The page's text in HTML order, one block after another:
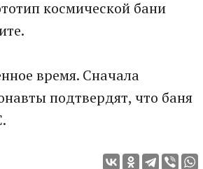
космической бани
время. Сначала
подтвердят, что баня